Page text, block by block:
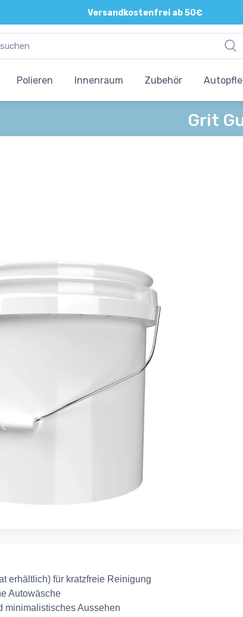
Versandkostenfrei ab 50€
Polieren Innenraum Zubehör
Grit
erhältlich) für kratzfreie Reinigung
Autowäsche
minimalistisches Aussehen